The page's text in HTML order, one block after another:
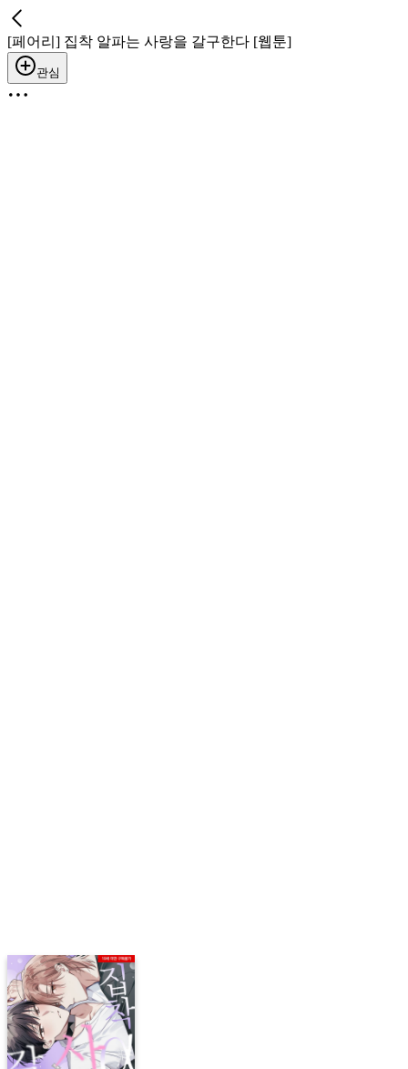
[페어리] 집착 알파는 사랑을 갈구한다 [웹툰]
관심